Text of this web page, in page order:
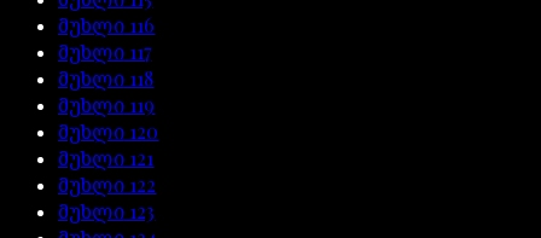
მუხლი 116
მუხლი 117
მუხლი 118
მუხლი 119
მუხლი 120
მუხლი 121
მუხლი 122
მუხლი 123